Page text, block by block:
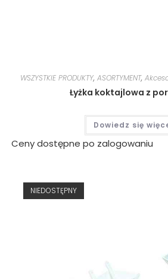
WSZYSTKIE PRODUKTY, ASORTYMENT,
Łyżka koktajlowa z
Dowiedz się
Ceny dostępne po zalogowaniu
NIEDOSTĘPNY